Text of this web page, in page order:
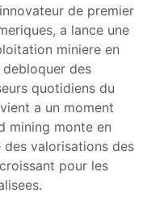
de premier
a lance une
miniere en
des
quotidiens du
a un moment
mining monte en
valorisations des
pour les